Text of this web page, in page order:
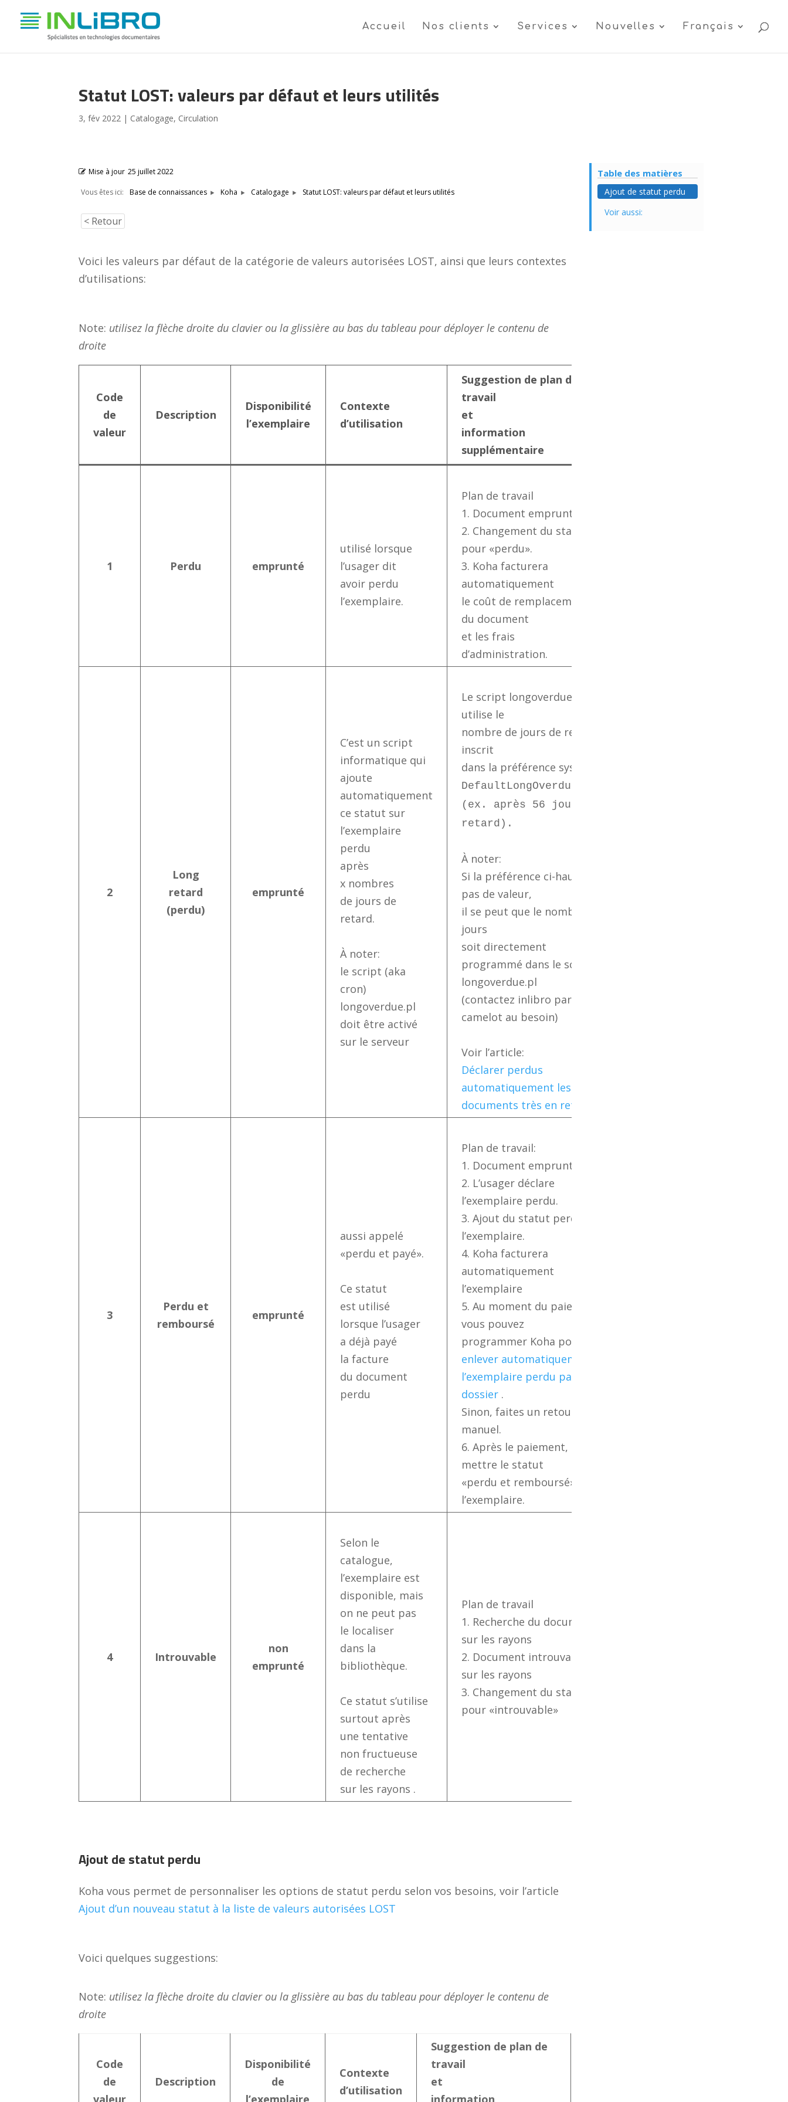
Accueil Nos clients Services Nouvelles Français
Statut LOST: valeurs par défaut et leurs utilités
3, fév 2022 | Catalogage, Circulation
Mise à jour 25 juillet 2022
Vous êtes ici: Base de connaissances Koha Catalogage Statut LOST: valeurs par défaut et leurs utilités
< Retour
Voici les valeurs par défaut de la catégorie de valeurs autorisées LOST, ainsi que leurs contextes
d’utilisations:
Note: utilisez la flèche droite du clavier ou la glissière au bas du tableau pour déployer le contenu de
droite
Code
de
valeur
Description
Disponibilité
l’exemplaire
Contexte
d’utilisation
Suggestion de plan de
travail
et
information
supplémentaire
1 Perdu emprunté
utilisé lorsque
l’usager dit
avoir perdu
l’exemplaire.
Plan de travail
1. Document emprunté
2. Changement du statut
pour «perdu».
3. Koha facturera
automatiquement
le coût de remplacement
du document
et les frais
d’administration.
2
Long
retard
(perdu)
emprunté
C’est un script
informatique qui
ajoute
automatiquement
ce statut sur
l’exemplaire
perdu
après
x nombres
de jours de
retard.
À noter:
le script (aka
cron)
longoverdue.pl
doit être activé
sur le serveur
Le script longoverdue.pl
utilise le
nombre de jours de retard
inscrit
dans la préférence système
DefaultLongOverdueDays
(ex. après 56 jours de
retard).
À noter:
Si la préférence ci-haut n’a
pas de valeur,
il se peut que le nombre de
jours
soit directement
programmé dans le script
longoverdue.pl
(contactez inlibro par
camelot au besoin)
Voir l’article:
Déclarer perdus
automatiquement les
documents très en retard
3
Perdu et
remboursé
emprunté
aussi appelé
«perdu et payé».
Ce statut
est utilisé
lorsque l’usager
a déjà payé
la facture
du document
perdu
Plan de travail:
1. Document emprunté.
2. L’usager déclare
l’exemplaire perdu.
3. Ajout du statut perdu sur
l’exemplaire.
4. Koha facturera
automatiquement
l’exemplaire
5. Au moment du paiement,
vous pouvez
programmer Koha pour
enlever automatiquement
l’exemplaire perdu payé du
dossier .
Sinon, faites un retour
manuel.
6. Après le paiement,
mettre le statut
«perdu et remboursé» sur
l’exemplaire.
4 Introuvable
non
emprunté
Selon le
catalogue,
l’exemplaire est
disponible, mais
on ne peut pas
le localiser
dans la
bibliothèque.
Ce statut s’utilise
surtout après
une tentative
non fructueuse
de recherche
sur les rayons .
Plan de travail
1. Recherche du document
sur les rayons
2. Document introuvable
sur les rayons
3. Changement du statut
pour «introuvable»
Ajout de statut perdu
Koha vous permet de personnaliser les options de statut perdu selon vos besoins, voir l’article
Ajout d’un nouveau statut à la liste de valeurs autorisées LOST
Voici quelques suggestions:
Note: utilisez la flèche droite du clavier ou la glissière au bas du tableau pour déployer le contenu de
droite
Code
de
valeur
Description
Disponibilité
de
l’exemplaire
Contexte
d’utilisation
Suggestion de plan de
travail
et
information
Table des matières
Ajout de statut perdu
Voir aussi: